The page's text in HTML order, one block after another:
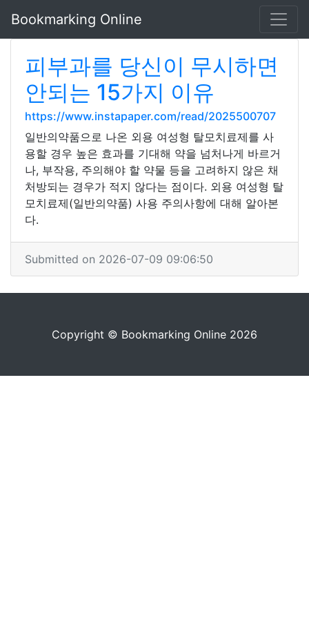
Bookmarking Online
피부과를 당신이 무시하면
안되는 15가지 이유
https://www.instapaper.com/read/2025500707
일반의약품으로 나온 외용 여성형 탈모치료제를 사
용할 경우 높은 효과를 기대해 약을 넘처나게 바르거
나, 부작용, 주의해야 할 약물 등을 고려하지 않은 채
처방되는 경우가 적지 않다는 점이다. 외용 여성형 탈
모치료제(일반의약품) 사용 주의사항에 대해 알아본
다.
Submitted on 2026-07-09 09:06:50
Copyright © Bookmarking Online 2026